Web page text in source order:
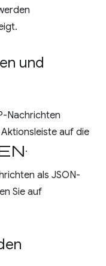
und
Nachrichten
auf die
.
als JSON-
Sie auf